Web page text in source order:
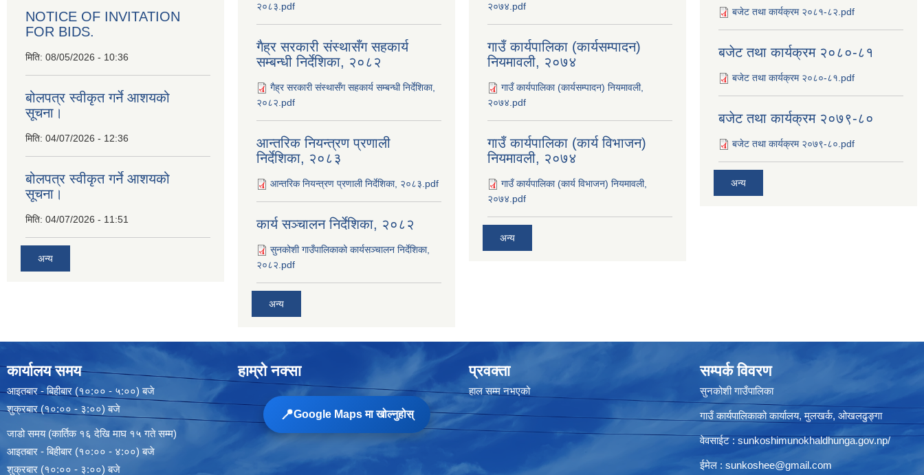
NOTICE OF INVITATION
FOR BIDS.
मिति: 08/05/2026 - 10:36
बोलपत्र स्वीकृत गर्ने आशयको
सूचना।
मिति: 04/07/2026 - 12:36
बोलपत्र स्वीकृत गर्ने आशयको
सूचना।
मिति: 04/07/2026 - 11:51
अन्य
२०८३.pdf
गैह्र सरकारी संस्थासँग सहकार्य
सम्बन्धी निर्देशिका, २०८२
गैह्र सरकारी संस्थासँग सहकार्य सम्बन्धी निर्देशिका,
२०८२.pdf
आन्तरिक नियन्त्रण प्रणाली
निर्देशिका, २०८३
आन्तरिक नियन्त्रण प्रणाली निर्देशिका, २०८३.pdf
कार्य सञ्‍चालन निर्देशिका, २०८२
सुनकोशी गाउँपालिकाको कार्यसञ्‍चालन निर्देशिका,
२०८२.pdf
अन्य
२०७४.pdf
गाउँ कार्यपालिका (कार्यसम्पादन)
नियमावली, २०७४
गाउँ कार्यपालिका (कार्यसम्पादन) नियमावली,
२०७४.pdf
गाउँ कार्यपालिका (कार्य विभाजन)
नियमावली, २०७४
गाउँ कार्यपालिका (कार्य विभाजन) नियमावली,
२०७४.pdf
अन्य
बजेट तथा कार्यक्रम २०८१-८२.pdf
बजेट तथा कार्यक्रम २०८०-८१
बजेट तथा कार्यक्रम २०८०-८१.pdf
बजेट तथा कार्यक्रम २०७९-८०
बजेट तथा कार्यक्रम २०७९-८०.pdf
अन्य
कार्यालय समय
आइतबार - बिहीबार (१०:०० - ५:००) बजे
शुक्रबार (१०:०० - ३:००) बजे
जाडो समय (कार्तिक १६ देखि माघ १५ गते सम्म)
आइतबार - बिहीबार (१०:०० - ४:००) बजे
शुक्रबार (१०:०० - ३:००) बजे
हाम्रो नक्सा
📍Google Maps मा खोल्नुहोस्
प्रवक्ता
हाल सम्म नभएको
सम्पर्क विवरण
सुनकोशी गाउँपालिका
गाउँ कार्यपालिकाको कार्यालय, मुलखर्क, ओखलढुङ्गा
वेवसाईट : sunkoshimunokhaldhunga.gov.np/
ईमेल : sunkoshee@gmail.com